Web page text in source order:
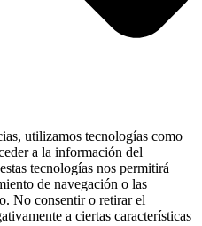
utilizamos tecnologías como
a la información del
tecnologías nos permitirá
de navegación o las
No consentir o retirar el
a ciertas características